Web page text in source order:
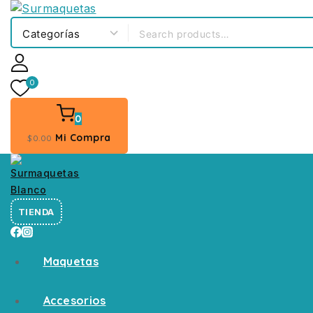
0
0
$0 .00 Mi Compra
TIENDA
Maquetas
Accesorios